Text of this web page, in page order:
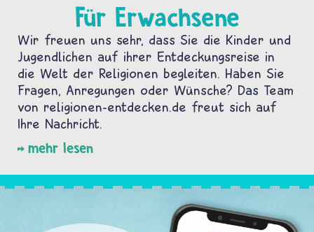
Für Erwachsene
Wir freuen uns sehr, dass Sie die Kinder und
Jugendlichen auf ihrer Entdeckungsreise in
die Welt der Religionen begleiten. Haben Sie
Fragen, Anregungen oder Wünsche? Das Team
von religionen-entdecken.de freut sich auf
Ihre Nachricht.
mehr lesen